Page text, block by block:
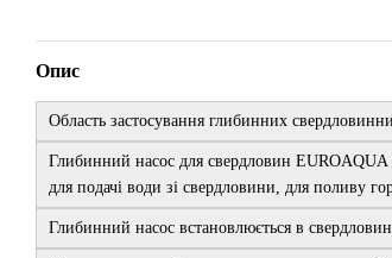
Опис
Область застосування глибинних
Глибинний насос для свердловин
для подачі води зі свердловини, для поливу
Глибинний насос встановлюється в